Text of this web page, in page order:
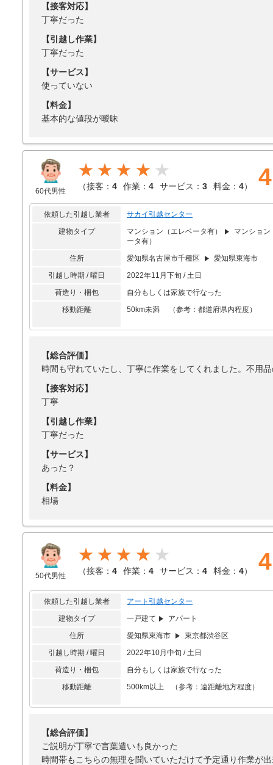
【接客対応】
丁寧だった
【引越し作業】
丁寧だった
【サービス】
使っていない
【料金】
基本的な値段が曖昧
60代男性
★★★★
（接客： 4 作業： 4 サービス： 3 料金： 4） 4
依頼した引越し業者
サカイ引越センター
建物タイプ
マンション（エレベータ有）
マンション
ータ有）
住所
愛知県名古屋市千種区
愛知県東海市
引越し時期 / 曜日
2022年11月下旬 / 土日
荷造り・梱包
自分もしくは家族で行なった
移動距離
50km未満 （参考：都道府県内程度）
【総合評価】
時間も守れていたし、丁寧に作業をしてくれました。不用
【接客対応】
丁寧
【引越し作業】
丁寧だった
【サービス】
あった？
【料金】
相場
50代男性
★★★★
（接客： 4 作業： 4 サービス： 4 料金： 4） 4
依頼した引越し業者
アート引越センター
建物タイプ
一戸建て
アパート
住所
愛知県東海市
東京都渋谷区
引越し時期 / 曜日
2022年10月中旬 / 土日
荷造り・梱包
自分もしくは家族で行なった
移動距離
500km以上 （参考：遠距離地方程度）
【総合評価】
ご説明が丁寧で言葉遣いも良かった
時間帯もこちらの無理を聞いていただけて予定通り作業が